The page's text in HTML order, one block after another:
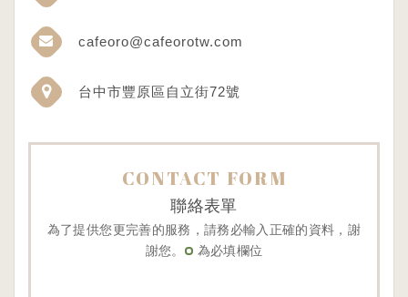
cafeoro@cafeorotw.com
台中市豐原區自立街72號
CONTACT FORM
聯絡表單
為了提供您更完善的服務，請務必輸入正確的資料，謝
謝您。
為必填欄位